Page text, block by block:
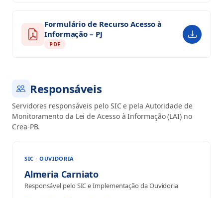
Formulário de Recurso Acesso à
Informação – PJ
PDF
Responsáveis
Servidores responsáveis pelo SIC e pela Autoridade de
Monitoramento da Lei de Acesso à Informação (LAI) no
Crea-PB.
SIC · OUVIDORIA
Almeria Carniato
Responsável pelo SIC e Implementação da Ouvidoria